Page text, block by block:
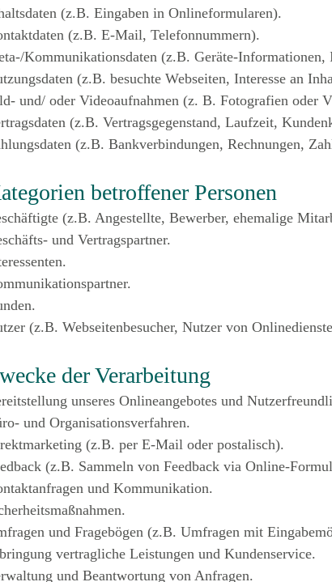
(z.B. Eingaben in Onlineformularen).
(z.B. E-Mail, Telefonnummern).
Kommunikationsdaten (z.B. Geräte-Informationen,
(z.B. besuchte Webseiten, Interesse an
und/ oder Videoaufnahmen (z. B. Fotografien oder
(z.B. Vertragsgegenstand, Laufzeit,
(z.B. Bankverbindungen, Rechnungen,
betroffener Personen
(z.B. Angestellte, Bewerber, ehemalige
und Vertragspartner.
(z.B. Webseitenbesucher, Nutzer von
der Verarbeitung
unseres Onlineangebotes und
und Organisationsverfahren.
(z.B. per E-Mail oder postalisch).
(z.B. Sammeln von Feedback via Online-
und Kommunikation.
und Fragebögen (z.B. Umfragen mit
vertragliche Leistungen und Kundenservice.
und Beantwortung von Anfragen.